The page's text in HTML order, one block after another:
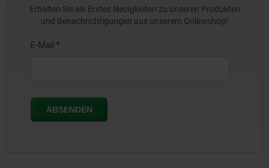
Erhalten Sie als Erstes Neuigkeiten zu unseren Produkten
und Benachrichtigungen aus unserem Onlineshop!